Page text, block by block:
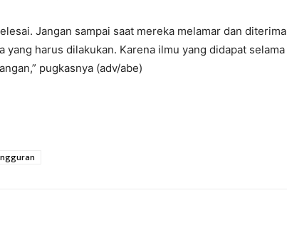
Jangan sampai saat mereka melamar dan diterima
harus dilakukan. Karena ilmu yang didapat selama
pugkasnya (adv/abe)